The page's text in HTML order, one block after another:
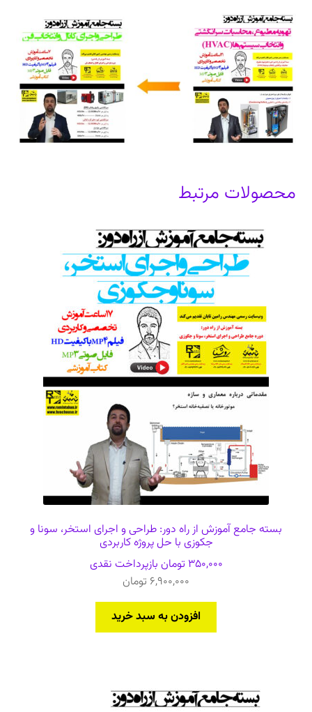
محصولات مرتبط
بسته جامع آموزش از راه دور: طراحی و اجرای استخر، سونا و
جکوزی با حل پروژه کاربردی
350,000 تومان بازپرداخت نقدی
6,900,000 تومان
افزودن به سبد خرید